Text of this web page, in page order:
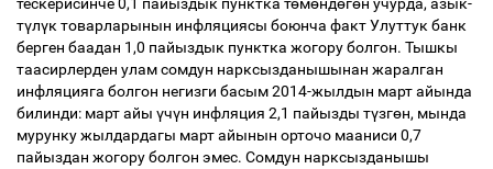
түлүк товарларынын инфляциясы боюнча факт Улуттук банк
берген баадан 1,0 пайыздык пунктка жогору болгон. Тышкы
таасирлерден улам сомдун нарксызданышынан жаралган
инфляцияга болгон негизги басым 2014-жылдын март айында
билинди: март айы үчүн инфляция 2,1 пайызды түзгөн, мында
мурунку жылдардагы март айынын орточо мааниси 0,7
пайыздан жогору болгон эмес. Сомдун нарксызданышы